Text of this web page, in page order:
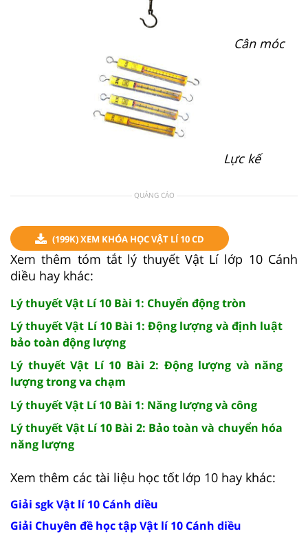
Cân móc
Lực kế
QUẢNG CÁO
(199K) XEM KHÓA HỌC VẬT LÍ 10 CD
Xem thêm tóm tắt lý thuyết Vật Lí lớp 10 Cánh
diều hay khác:
Lý thuyết Vật Lí 10 Bài 1: Chuyển động tròn
Lý thuyết Vật Lí 10 Bài 1: Động lượng và định luật
bảo toàn động lượng
Lý thuyết Vật Lí 10 Bài 2: Động lượng và năng
lượng trong va chạm
Lý thuyết Vật Lí 10 Bài 1: Năng lượng và công
Lý thuyết Vật Lí 10 Bài 2: Bảo toàn và chuyển hóa
năng lượng
Xem thêm các tài liệu học tốt lớp 10 hay khác:
Giải sgk Vật lí 10 Cánh diều
Giải Chuyên đề học tập Vật lí 10 Cánh diều